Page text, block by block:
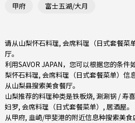
甲府 富士五湖/大月
请从山梨怀石料理, 会席料理（日式套餐菜
厅。
利用SAVOR JAPAN，您可以根据您的条
梨怀石料理, 会席料理（日式套餐菜单）信
从山梨县搜索美食餐厅。
山梨推荐的料理种类是铁板烧, 涮涮锅 / 寿
妇罗, 会席料理（日式套餐菜单） , 居酒屋。
从甲府, 韭崎/甲斐港的附近信息种搜索美食